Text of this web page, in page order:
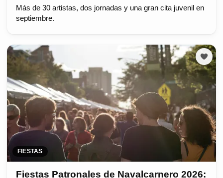
Más de 30 artistas, dos jornadas y una gran cita juvenil en
septiembre.
FIESTAS
Fiestas Patronales de Navalcarnero 2026: